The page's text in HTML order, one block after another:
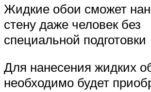
Жидкие обои сможет
стену даже человек без
специальной подготовки
Для нанесения жидких
необходимо будет